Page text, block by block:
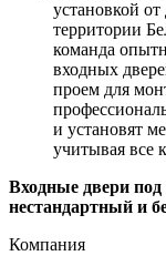
установкой
территории
команда
входных
проем для
и установят
учитывая все
Входные двери под
нестандартный и
Компания